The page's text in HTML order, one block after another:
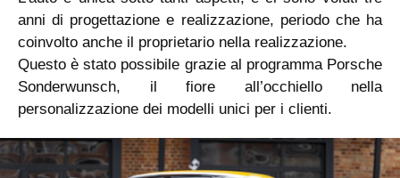
anni di progettazione e realizzazione, periodo che ha
coinvolto anche il proprietario nella realizzazione.
Questo è stato possibile grazie al programma Porsche
Sonderwunsch, il fiore all’occhiello nella
personalizzazione dei modelli unici per i clienti.